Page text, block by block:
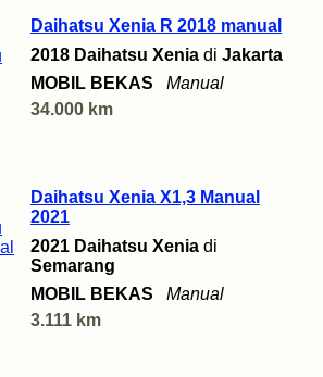
Daihatsu Xenia R 2018 manual
2018 Daihatsu Xenia di Jakarta
MOBIL BEKAS
Manual
34.000 km
Daihatsu Xenia X1,3 Manual
2021
2021 Daihatsu Xenia di
Semarang
MOBIL BEKAS
Manual
3.111 km